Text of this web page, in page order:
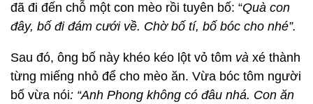
đã đi đến chỗ một con mèo rồi tuyên bố: “Quà con
đây, bố đi đám cưới về. Chờ bố tí, bố bóc cho nhé”.
Sau đó, ông bố này khéo kéo lột vỏ tôm và xé thành
từng miếng nhỏ để cho mèo ăn. Vừa bóc tôm người
bố vừa nói: “Anh Phong không có đâu nhá. Con ăn